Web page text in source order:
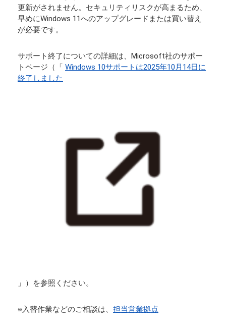
更新がされません。セキュリティリスクが高まるため、
早めにWindows 11へのアップグレードまたは買い替え
が必要です。
サポート終了についての詳細は、Microsoft社のサポー
トページ（「 Windows 10サポートは2025年10月14日に
終了しました
」）を参照ください。
※入替作業などのご相談は、 担当営業拠点